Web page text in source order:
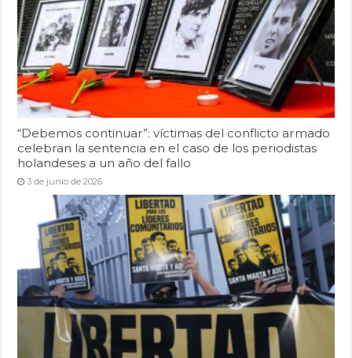
“Debemos continuar”: víctimas del conflicto armado
celebran la sentencia en el caso de los periodistas
holandeses a un año del fallo
3 de junio de 2026